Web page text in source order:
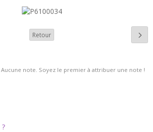
Retour
Aucune note. Soyez le premier à attribuer une note !